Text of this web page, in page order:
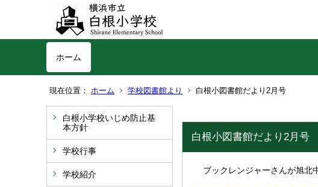
ホーム
現在位置： ホーム 学校図書館より 白根小図書館だより2月号
白根小学校いじめ防止基
本方針
学校行事
学校紹介
白根小図書館だより2月号
ブックレンジャーさんが旭北